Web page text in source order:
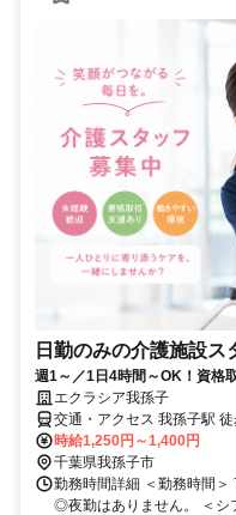
日勤のみの介護施設ス
週1～／1日4時間～OK！資
エクラシア我孫子
交通・アクセス 我孫子駅
時給1,250円～1,400円
千葉県我孫子市
勤務時間詳細 ＜勤務時間
◎夜勤はありません。 ＜